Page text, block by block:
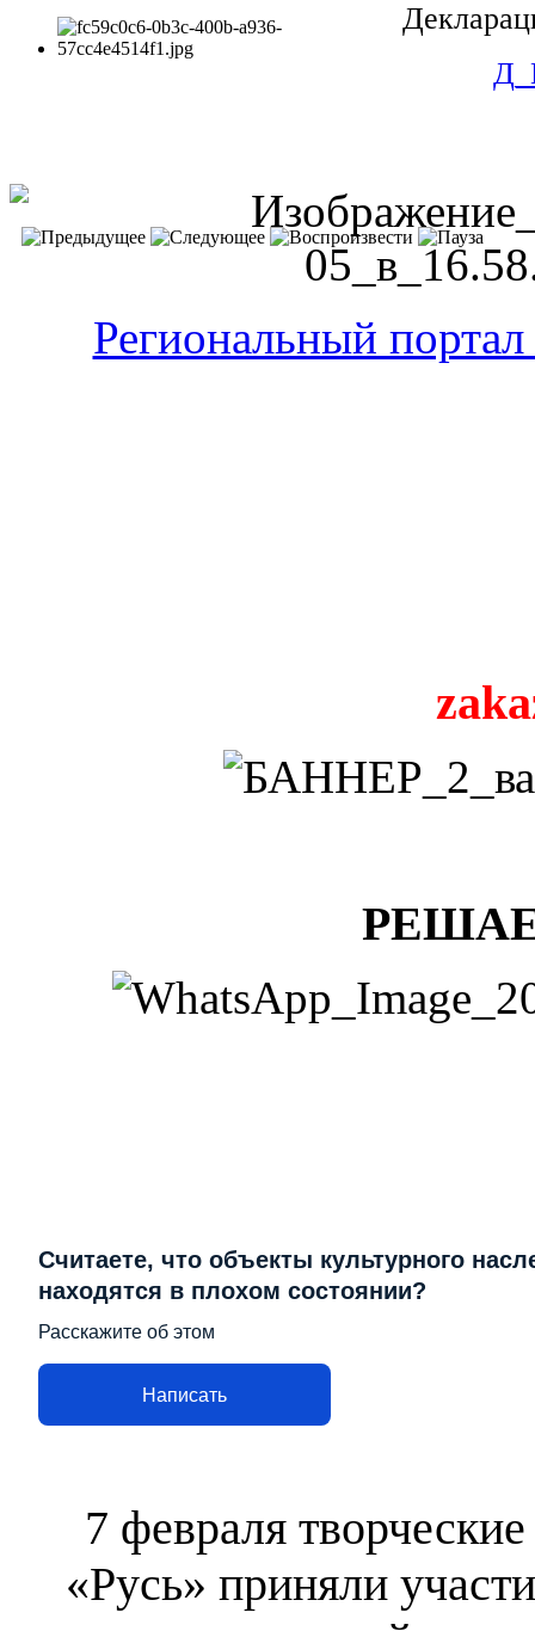
Региональный
Считаете, что объекты культурного
находятся в плохом состоянии?
Расскажите об этом
Написать
7 февраля
«Русь» приняли